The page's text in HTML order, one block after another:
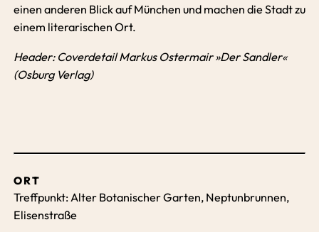
einen anderen Blick auf München und machen die Stadt zu
einem literarischen Ort.
Header: Coverdetail Markus Ostermair »Der Sandler«
(Osburg Verlag)
ORT
Treffpunkt: Alter Botanischer Garten, Neptunbrunnen,
Elisenstraße